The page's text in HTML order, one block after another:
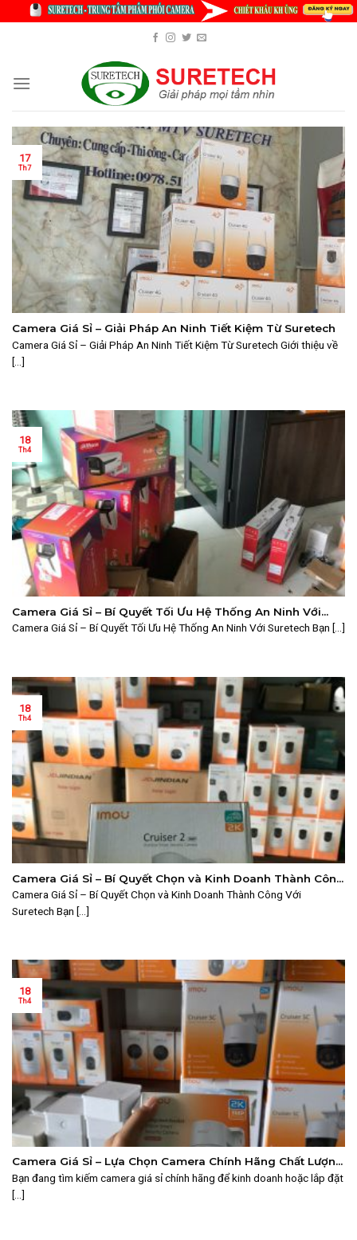
Camera Giá Sỉ – Giải Pháp An Ninh Tiết Kiệm Từ Suretech
Camera Giá Sỉ – Giải Pháp An Ninh Tiết Kiệm Từ Suretech Giới thiệu về
[...]
17
Th7
Camera Giá Sỉ – Bí Quyết Tối Ưu Hệ Thống An Ninh Với
Suretech
Camera Giá Sỉ – Bí Quyết Tối Ưu Hệ Thống An Ninh Với Suretech Bạn [...]
18
Th4
Camera Giá Sỉ – Bí Quyết Chọn và Kinh Doanh Thành Công
Với Suretech
Camera Giá Sỉ – Bí Quyết Chọn và Kinh Doanh Thành Công Với
Suretech Bạn [...]
18
Th4
Camera Giá Sỉ – Lựa Chọn Camera Chính Hãng Chất Lượng
Tại Suretech
Bạn đang tìm kiếm camera giá sỉ chính hãng để kinh doanh hoặc lắp đặt
[...]
18
Th4